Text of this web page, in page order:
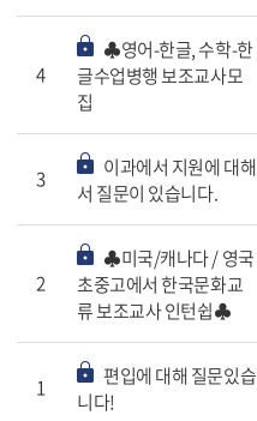
4
♣영어-한글, 수학-한
글수업병행 보조교사모
집
3
이과에서 지원에 대해
서 질문이 있습니다.
2
♣미국/캐나다 / 영국
초중고에서 한국문화교
류 보조교사 인턴쉽♣
1
편입에 대해 질문있습
니다!